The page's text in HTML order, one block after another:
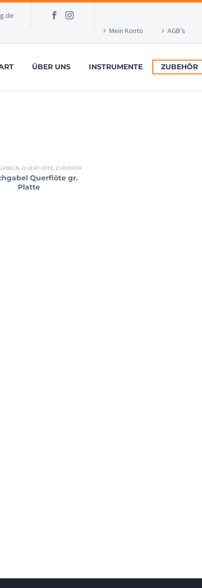
Mein Konto
AGB’s
ÜBER UNS INSTRUMENTE ZUBEHÖR
,QUERFLÖTE ,ZUBEHÖR
Querflöte gr.
Platte